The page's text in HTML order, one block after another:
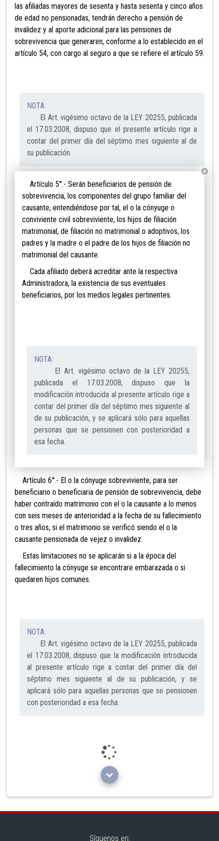
las afiliadas mayores de sesenta y hasta sesenta y cinco años
de edad no pensionadas, tendrán derecho a pensión de
invalidez y al aporte adicional para las pensiones de
sobrevivencia que generaren, conforme a lo establecido en el
artículo 54, con cargo al seguro a que se refiere el artículo 59.
NOTA:
El Art. vigésimo octavo de la LEY 20255, publicada
el 17.03.2008, dispuso que el presente artículo rige a
contar del primer día del séptimo mes siguiente al de
su publicación.
Artículo 5°.- Serán beneficiarios de pensión de
sobrevivencia, los componentes del grupo familiar del
causante, entendiéndose por tal, el o la cónyuge o
conviviente civil sobreviviente, los hijos de filiación
matrimonial, de filiación no matrimonial o adoptivos, los
padres y la madre o el padre de los hijos de filiación no
matrimonial del causante.
Cada afiliado deberá acreditar ante la respectiva
Administradora, la existencia de sus eventuales
beneficiarios, por los medios legales pertinentes.
NOTA:
El Art. vigésimo octavo de la LEY 20255,
publicada el 17.03.2008, dispuso que la
modificación introducida al presente artículo rige a
contar del primer día del séptimo mes siguiente al
de su publicación, y se aplicará sólo para aquellas
personas que se pensionen con posterioridad a
esa fecha.
Artículo 6°.- El o la cónyuge sobreviviente, para ser
beneficiario o beneficiaria de pensión de sobrevivencia, debe
haber contraído matrimonio con el o la causante a lo menos
con seis meses de anterioridad a la fecha de su fallecimiento
o tres años, si el matrimonio se verificó siendo el o la
causante pensionada de vejez o invalidez.
Estas limitaciones no se aplicarán si a la época del
fallecimiento la cónyuge se encontrare embarazada o si
quedaren hijos comunes.
NOTA:
El Art. vigésimo octavo de la LEY 20255, publicada
el 17.03.2008, dispuso que la modificación introducida
al presente artículo rige a contar del primer día del
séptimo mes siguiente al de su publicación, y se
aplicará sólo para aquellas personas que se pensionen
con posterioridad a esa fecha.
Síguenos en: